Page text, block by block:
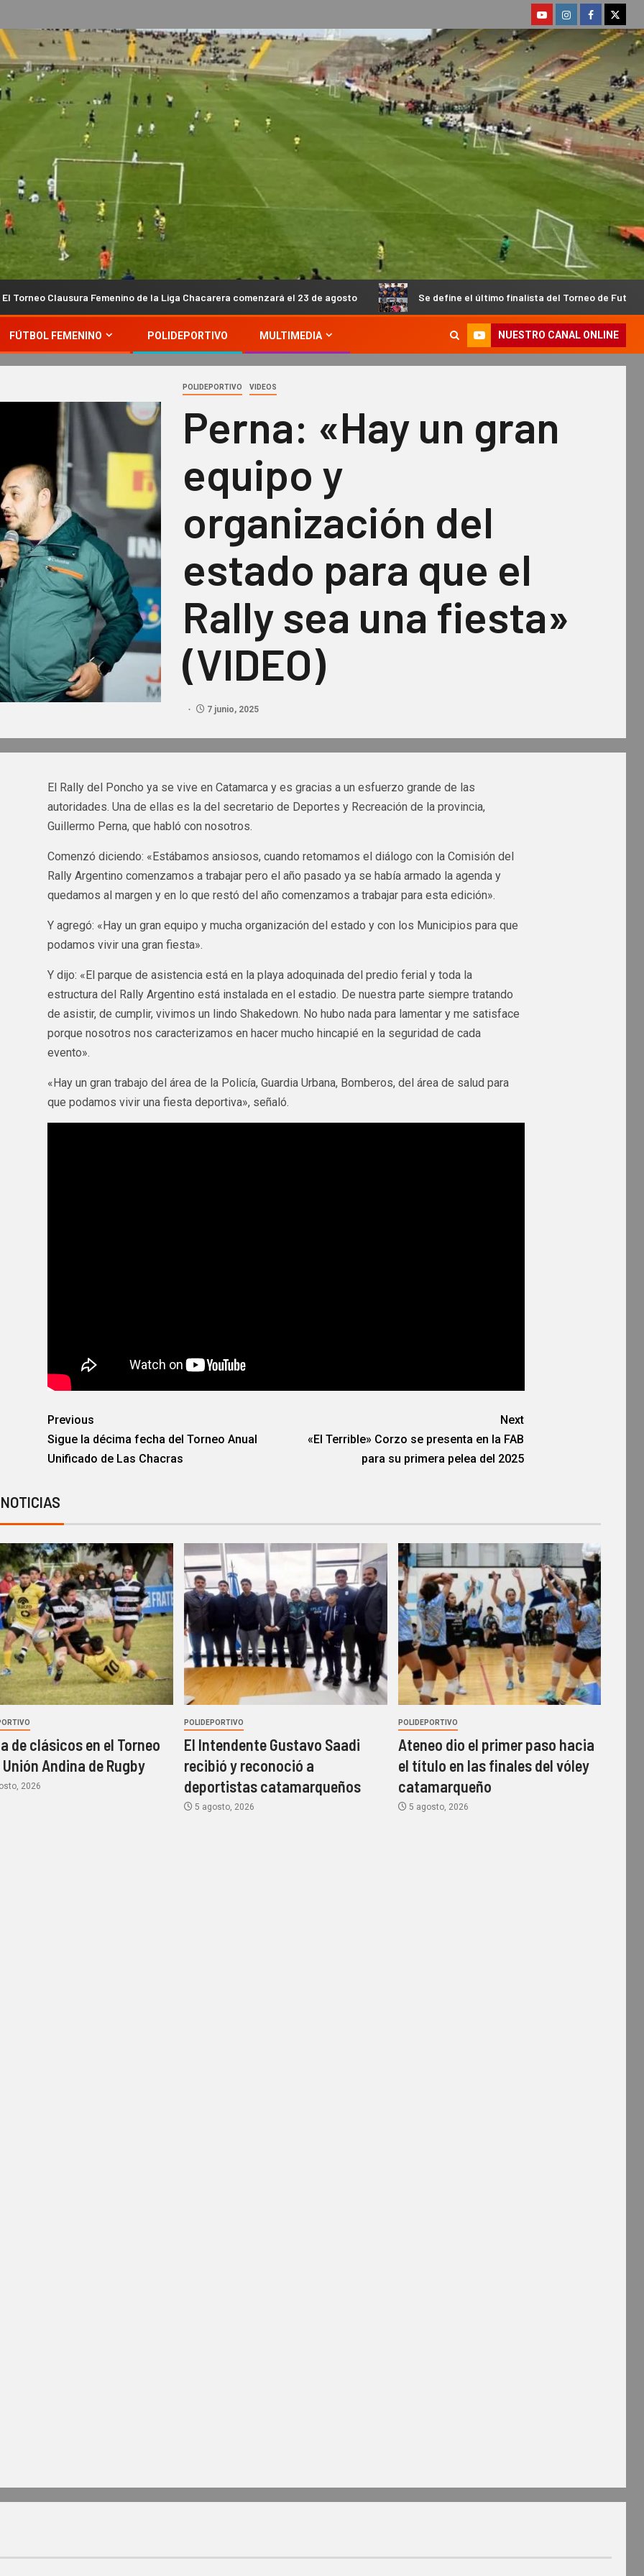
de la Liga Chacarera comenzará el 23 de agosto Se define el último finalista del Torneo de Futsal Chacarero
FÚTBOL FEMENINO POLIDEPORTIVO MULTIMEDIA NUESTRO CANAL ONLINE
POLIDEPORTIVO VIDEOS
Perna: «Hay un gran
equipo y
organización del
estado para que el
Rally sea una fiesta»
(VIDEO)
7 junio, 2025
El Rally del Poncho ya se vive en Catamarca y es gracias a un esfuerzo grande de las
autoridades. Una de ellas es la del secretario de Deportes y Recreación de la provincia,
Guillermo Perna, que habló con nosotros.
Comenzó diciendo: «Estábamos ansiosos, cuando retomamos el diálogo con la Comisión del
Rally Argentino comenzamos a trabajar pero el año pasado ya se había armado la agenda y
quedamos al margen y en lo que restó del año comenzamos a trabajar para esta edición».
Y agregó: «Hay un gran equipo y mucha organización del estado y con los Municipios para que
podamos vivir una gran fiesta».
Y dijo: «El parque de asistencia está en la playa adoquinada del predio ferial y toda la
estructura del Rally Argentino está instalada en el estadio. De nuestra parte siempre tratando
de asistir, de cumplir, vivimos un lindo Shakedown. No hubo nada para lamentar y me satisface
porque nosotros nos caracterizamos en hacer mucho hincapié en la seguridad de cada
evento».
«Hay un gran trabajo del área de la Policía, Guardia Urbana, Bomberos, del área de salud para
que podamos vivir una fiesta deportiva», señaló.
Previous
Sigue la décima fecha del Torneo Anual
Unificado de Las Chacras
Next
«El Terrible» Corzo se presenta en la FAB
para su primera pelea del 2025
de clásicos en el Torneo
Andina de Rugby
2026
POLIDEPORTIVO
El Intendente Gustavo Saadi
recibió y reconoció a
deportistas catamarqueños
5 agosto, 2026
POLIDEPORTIVO
Ateneo dio el primer paso hacia
el título en las finales del vóley
catamarqueño
5 agosto, 2026